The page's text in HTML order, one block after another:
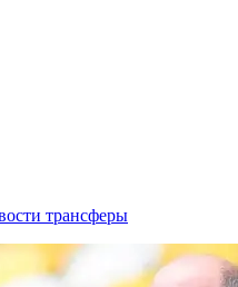
трансферы